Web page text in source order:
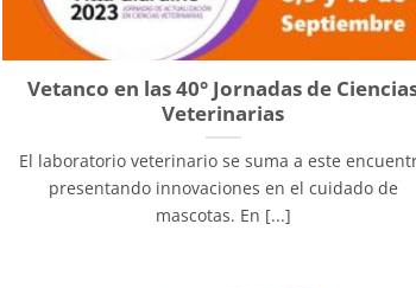
Vetanco en las 40° Jornadas de
Veterinarias
El laboratorio veterinario se suma a este
presentando innovaciones en el cuidado de
mascotas. En [...]